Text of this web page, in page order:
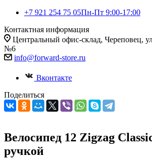
+7 921 254 75 05Пн-Пт 9:00-17:00
Контактная информация
Центральный офис-склад, Череповец,
№6
info@forward-store.ru
Вконтакте
Поделиться
Велосипед 12 Zigzag
ручкой